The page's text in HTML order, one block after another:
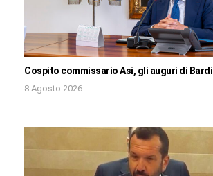
Cospito commissario Asi, gli auguri di Bardi
8 Agosto 2026